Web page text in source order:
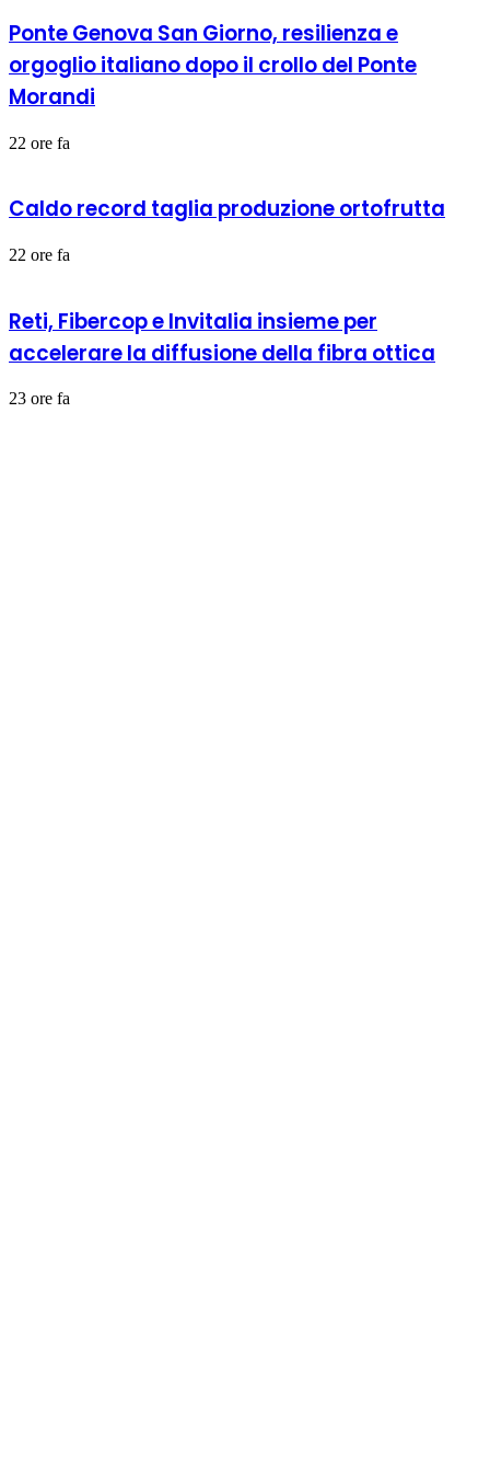
Ponte Genova San Giorno, resilienza e
orgoglio italiano dopo il crollo del Ponte
Morandi
22 ore fa
Caldo record taglia produzione ortofrutta
22 ore fa
Reti, Fibercop e Invitalia insieme per
accelerare la diffusione della fibra ottica
23 ore fa